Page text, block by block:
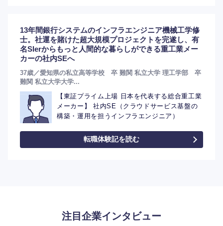
13年間銀行システムのインフラエンジニア機械工学修
士。社運を賭けた超大規模プロジェクトを完遂し、有
名SIerからもっと人間的な暮らしができる重工業メー
カーの社内SEへ
37歳／愛知県の私立高等学校 卒 難関 私立大学 理工学部 卒
難関 私立大学大学...
【東証プライム上場 日本を代表する総合重工業
メーカー】 社内SE（クラウドサービス基盤の
構築・運用を担うインフラエンジニア）
転職体験記を読む
注目企業インタビュー